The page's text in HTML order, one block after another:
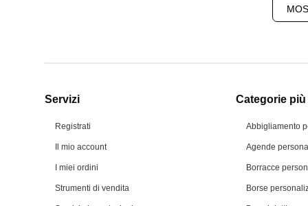
Servizi
Registrati
Il mio account
I miei ordini
Strumenti di vendita
Categorie
Abbigliamento
Agende
Borracce
Borse